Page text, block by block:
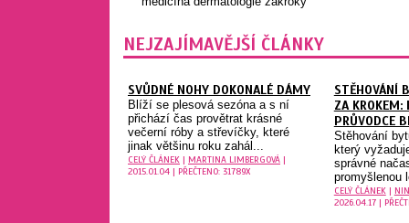
NEJZAJÍMAVĚJŠÍ ČLÁNKY
SVŮDNÉ NOHY DOKONALÉ DÁMY
Blíží se plesová sezóna a s ní
přichází čas provětrat krásné
večerní róby a střevíčky, které
jinak většinu roku zahál...
CELÝ ČLÁNEK | MARTINA LIMBERGOVÁ |
2015.01.04 | PŘEČTENO: 31789X
STĚHOVÁNÍ
ZA KROKEM:
PRŮVODCE
Stěhování
který
správné
promyšlenou
CELÝ ČLÁNEK|
2026.04.17 |